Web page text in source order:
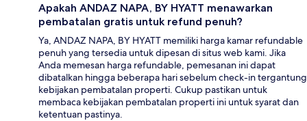
Apakah ANDAZ NAPA, BY HYATT menawarkan
pembatalan gratis untuk refund penuh?
Ya, ANDAZ NAPA, BY HYATT memiliki harga kamar refundable
penuh yang tersedia untuk dipesan di situs web kami. Jika
Anda memesan harga refundable, pemesanan ini dapat
dibatalkan hingga beberapa hari sebelum check-in tergantung
kebijakan pembatalan properti. Cukup pastikan untuk
membaca kebijakan pembatalan properti ini untuk syarat dan
ketentuan pastinya.